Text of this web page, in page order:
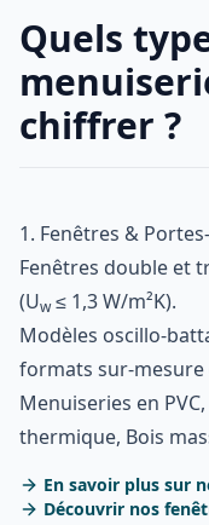
Quels
chiffrer ?
1. Fenêtres &
Fenêtres double et
(Uw≤ 1,3 W/m²K).
Modèles oscillo-
formats sur-
Menuiseries en
thermique, Bois
En savoir plus sur
Découvrir nos